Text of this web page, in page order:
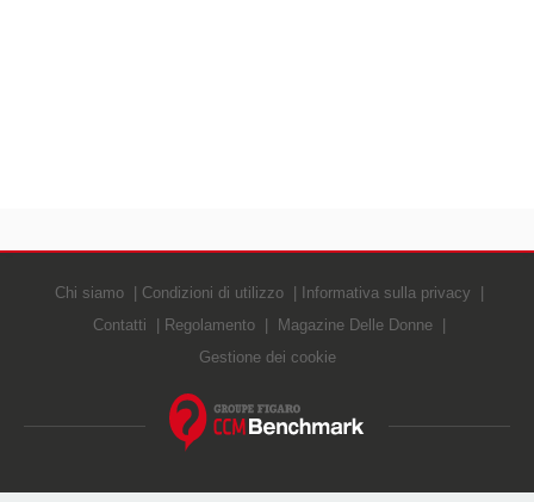
Chi siamo Condizioni di utilizzo
Informativa sulla privacy
Contatti
Regolamento
Magazine Delle Donne
Gestione dei cookie